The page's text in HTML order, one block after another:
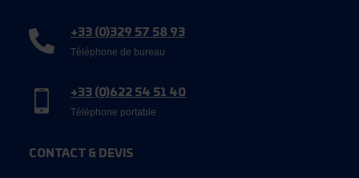
+33 (0)329 57 58 93
Téléphone de bureau
+33 (0)622 54 51 40
Téléphone portable
CONTACT & DEVIS